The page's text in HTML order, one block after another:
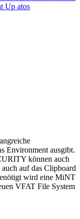
Up atos
Environment ausgibt.
können auch
auf das Clipboard
wird eine MiNT
VFAT File System